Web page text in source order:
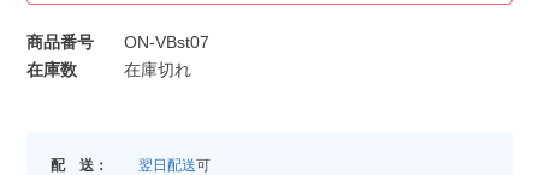
商品番号
ON-VBst07
在庫数
在庫切れ
配 送： 翌日配送可